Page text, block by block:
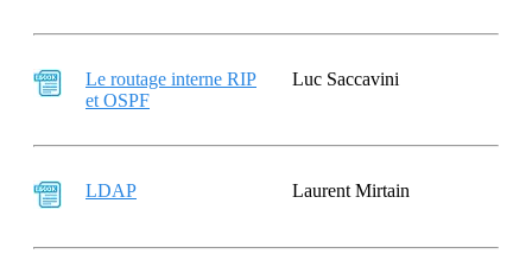
Le routage interne RIP
et OSPF
Luc Saccavini
LDAP Laurent Mirtain